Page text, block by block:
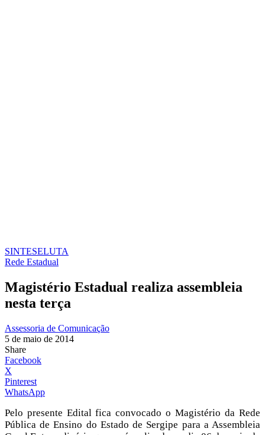
SINTESELUTA
Rede Estadual
Magistério Estadual realiza assembleia
nesta terça
Assessoria de Comunicação
5 de maio de 2014
Share
Facebook
X
Pinterest
WhatsApp
Pelo presente Edital fica convocado o Magistério da Rede
Pública de Ensino do Estado de Sergipe para a Assembleia